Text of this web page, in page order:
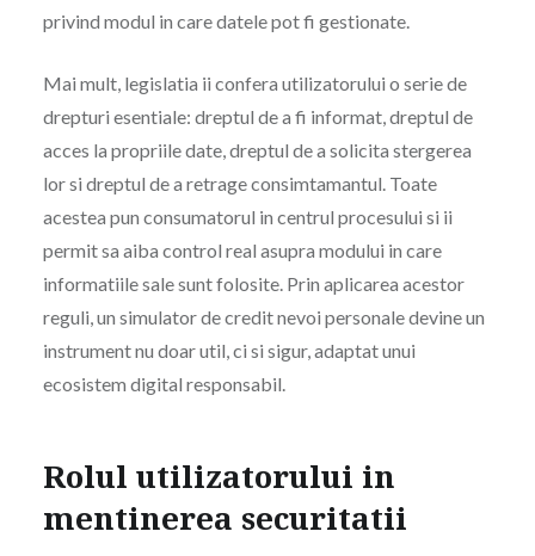
privind modul in care datele pot fi gestionate.
Mai mult, legislatia ii confera utilizatorului o serie de
drepturi esentiale: dreptul de a fi informat, dreptul de
acces la propriile date, dreptul de a solicita stergerea
lor si dreptul de a retrage consimtamantul. Toate
acestea pun consumatorul in centrul procesului si ii
permit sa aiba control real asupra modului in care
informatiile sale sunt folosite. Prin aplicarea acestor
reguli, un simulator de credit nevoi personale devine un
instrument nu doar util, ci si sigur, adaptat unui
ecosistem digital responsabil.
Rolul utilizatorului in
mentinerea securitatii